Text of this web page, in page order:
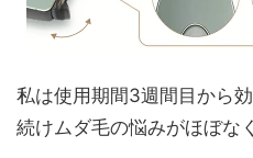
私は使用期間3週間目から
続けムダ毛の悩みがほぼな